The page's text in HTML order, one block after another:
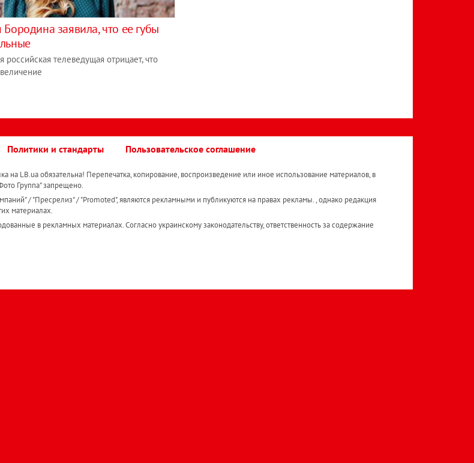
Бородина заявила, что ее губы
российская телеведущая отрицает, что
Политики и стандарты Пользовательское соглашение
LB.ua обязательна! Перепечатка, копирование, воспроизведение или иное использование материалов, в
Группа" запрещено.
/ "Пресрелиз" / "Promoted", являются рекламными и публикуются на правах рекламы. , однако редакция
материалах.
в рекламных материалах. Согласно украинскому законодательству, ответственность за содержание